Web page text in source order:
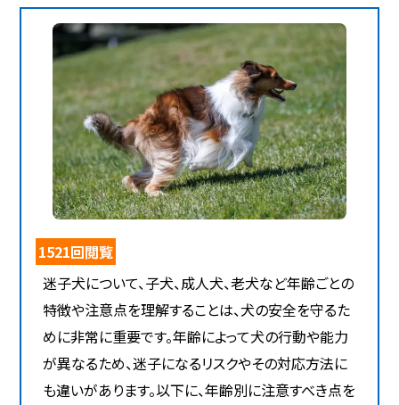
1521回閲覧
迷子犬について、子犬、成人犬、老犬など年齢ごとの
特徴や注意点を理解することは、犬の安全を守るた
めに非常に重要です。年齢によって犬の行動や能力
が異なるため、迷子になるリスクやその対応方法に
も違いがあります。以下に、年齢別に注意すべき点を